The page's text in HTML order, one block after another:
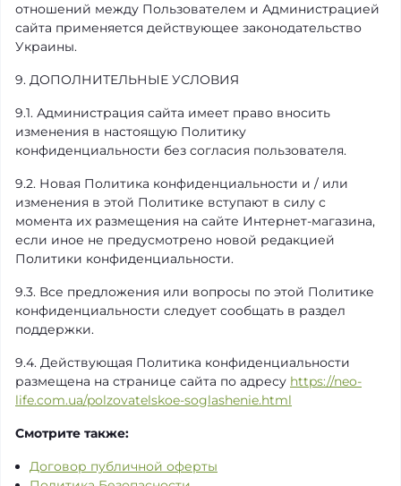
отношений между Пользователем и Администрацией
сайта применяется действующее законодательство
Украины.
9. ДОПОЛНИТЕЛЬНЫЕ УСЛОВИЯ
9.1. Администрация сайта имеет право вносить
изменения в настоящую Политику
конфиденциальности без согласия пользователя.
9.2. Новая Политика конфиденциальности и / или
изменения в этой Политике вступают в силу с
момента их размещения на сайте Интернет-магазина,
если иное не предусмотрено новой редакцией
Политики конфиденциальности.
9.3. Все предложения или вопросы по этой Политике
конфиденциальности следует сообщать в раздел
поддержки.
9.4. Действующая Политика конфиденциальности
размещена на странице сайта по адресу https://neo-
life.com.ua/polzovatelskoe-soglashenie.html
Смотрите также:
Договор публичной оферты